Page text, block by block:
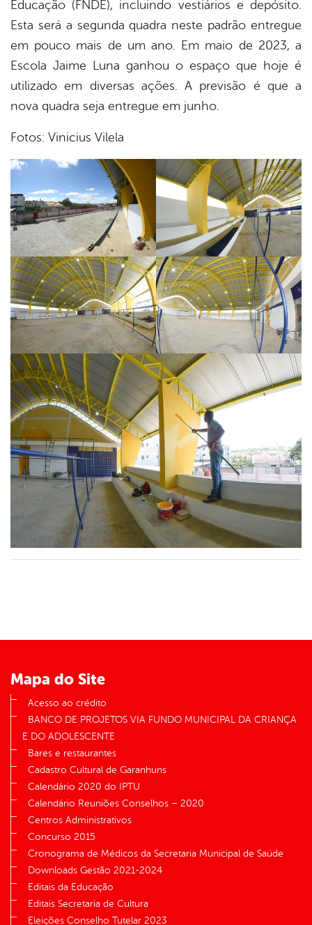
Educação (FNDE), incluindo vestiários e depósito.
Esta será a segunda quadra neste padrão entregue
em pouco mais de um ano. Em maio de 2023, a
Escola Jaime Luna ganhou o espaço que hoje é
utilizado em diversas ações. A previsão é que a
nova quadra seja entregue em junho.
Fotos: Vinicius Vilela
Mapa do Site
Acesso ao crédito
BANCO DE PROJETOS VIA FUNDO MUNICIPAL DA CRIANÇA
E DO ADOLESCENTE
Bares e restaurantes
Cadastro Cultural de Garanhuns
Calendário 2020 do IPTU
Calendário Reuniões Conselhos – 2020
Centros Administrativos
Concurso 2015
Cronograma de Médicos da Secretaria Municipal de Saúde
Downloads Gestão 2021-2024
Editais da Educação
Editais Secretaria de Cultura
Eleições Conselho Tutelar 2023